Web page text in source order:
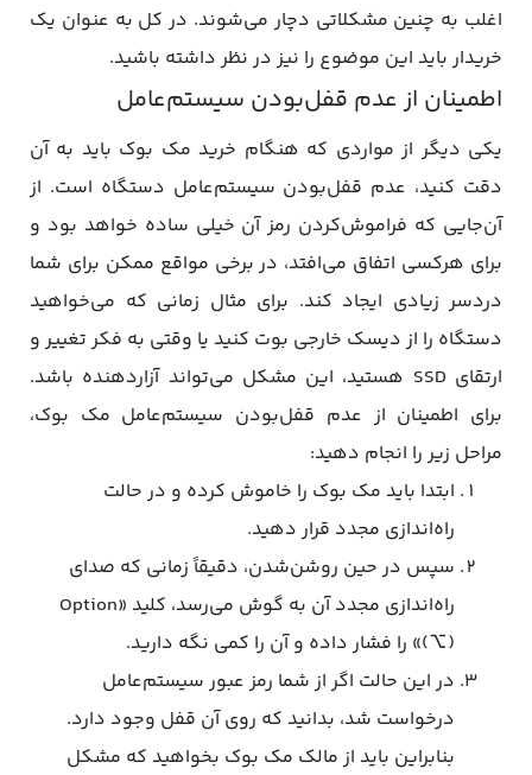
اغلب به چنین مشکلاتی دچار می‌شوند. در کل به عنوان یک
خریدار باید این موضوع را نیز در نظر داشته باشید.
اطمینان از عدم قفل‌بودن سیستم‌عامل
یکی دیگر از مواردی که هنگام خرید مک‌ بوک باید به آن
دقت کنید، عدم قفل‌بودن سیستم‌عامل دستگاه است. از
آن‌جایی که فراموش‌کردن رمز آن خیلی ساده خواهد بود و
برای هرکسی اتفاق می‌افتد، در برخی مواقع ممکن برای شما
دردسر زیادی ایجاد کند. برای مثال زمانی که می‌خواهید
دستگاه را از دیسک خارجی بوت کنید یا وقتی به فکر تغییر و
ارتقای SSD هستید، این مشکل می‌تواند آزاردهنده باشد.
برای اطمینان از عدم قفل‌بودن سیستم‌عامل مک‌ بوک،
مراحل زیر را انجام دهید:
ابتدا باید مک بوک را خاموش کرده و در حالت
راه‌اندازی مجدد قرار دهید.
سپس در حین روشن‌شدن، دقیقاً زمانی که صدای
راه‌اندازی مجدد آن به گوش می‌رسد، کلید «Option
(⌥)» را فشار داده و آن را کمی نگه دارید.
در این حالت اگر از شما رمز عبور سیستم‌عامل
درخواست شد، بدانید که روی آن قفل وجود دارد.
بنابراین باید از مالک مک‌ بوک بخواهید که مشکل